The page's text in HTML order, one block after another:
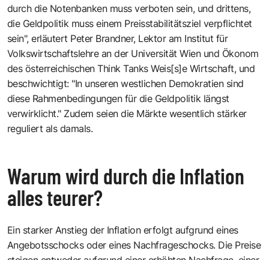
durch die Notenbanken muss verboten sein, und drittens,
die Geldpolitik muss einem Preisstabilitätsziel verpflichtet
sein", erläutert Peter Brandner, Lektor am Institut für
Volkswirtschaftslehre an der Universität Wien und Ökonom
des österreichischenThink Tanks Weis[s]e Wirtschaft, und
beschwichtigt: "In unseren westlichen Demokratien sind
diese Rahmenbedingungen für die Geldpolitik längst
verwirklicht." Zudem seien die Märkte wesentlich stärker
reguliert als damals.
Warum wird durch die Inflation
alles teurer?
Ein starker Anstieg der Inflation erfolgt aufgrund eines
Angebotsschocks oder eines Nachfrageschocks. Die Preise